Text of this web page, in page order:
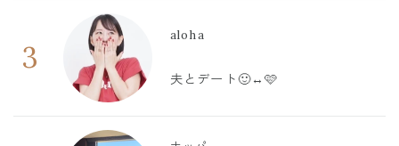
3
aloha
夫とデート🙂‍↔️🩷